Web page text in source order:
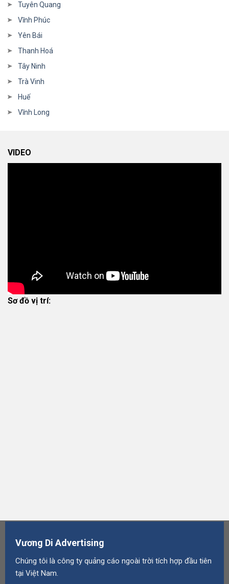
Tuyên Quang
Vĩnh Phúc
Yên Bái
Thanh Hoá
Tây Ninh
Trà Vinh
Huế
Vĩnh Long
VIDEO
Sơ đồ vị trí:
Vương Di Advertising
Chúng tôi là công ty quảng cáo ngoài trời tích hợp đầu tiên
tại Việt Nam.